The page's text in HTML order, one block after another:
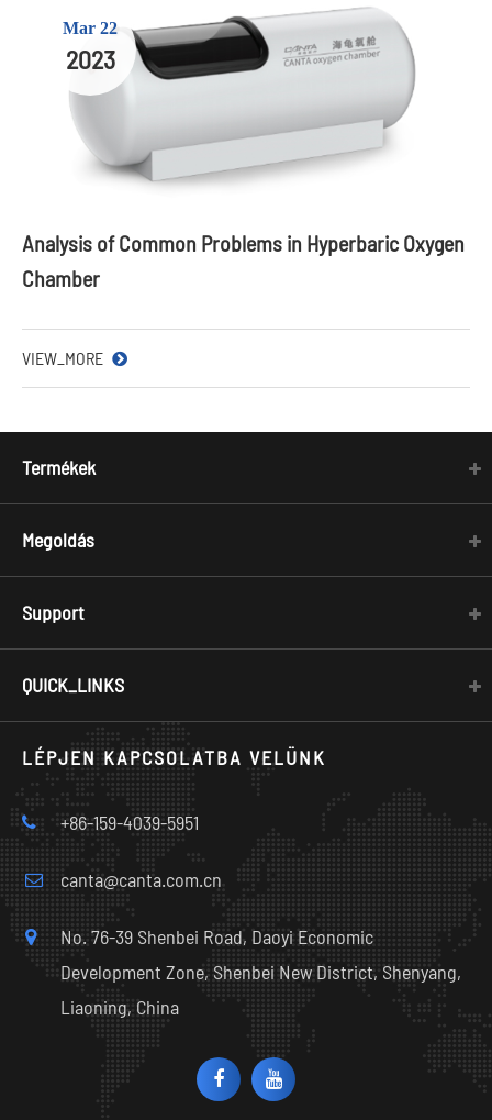
Mar 22
2023
Analysis of Common Problems in Hyperbaric Oxygen
Chamber
VIEW_MORE
Termékek
Megoldás
Support
QUICK_LINKS
LÉPJEN KAPCSOLATBA VELÜNK
+86-159-4039-5951
canta@canta.com.cn
No. 76-39 Shenbei Road, Daoyi Economic
Development Zone, Shenbei New District, Shenyang,
Liaoning, China